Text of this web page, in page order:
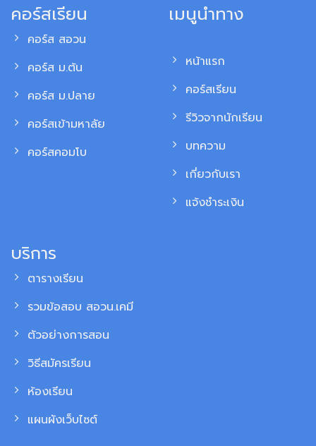
คอร์สเรียน
คอร์ส สอวน
คอร์ส ม.ต้น
คอร์ส ม.ปลาย
คอร์สเข้ามหาลัย
คอร์สคอมโบ
เมนูนำทาง
หน้าแรก
คอร์สเรียน
รีวิวจากนักเรียน
บทความ
เกี่ยวกับเรา
แจ้งชำระเงิน
บริการ
ตารางเรียน
รวมข้อสอบ สอวน.เคมี
ตัวอย่างการสอน
วิธีสมัครเรียน
ห้องเรียน
แผนผังเว็บไซต์